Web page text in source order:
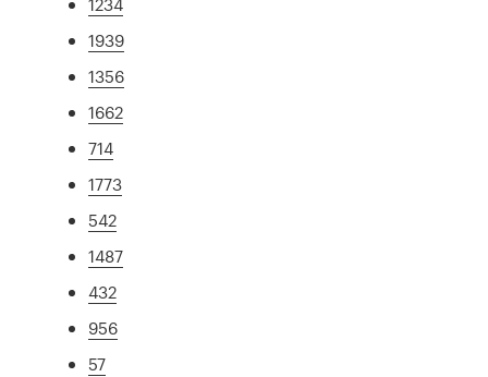
1939
1356
1662
714
1773
542
1487
432
956
57